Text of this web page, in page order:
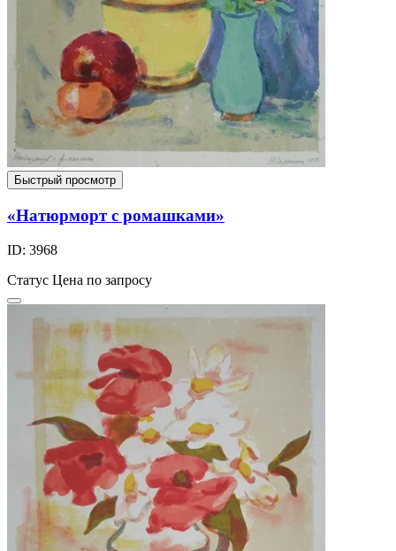
Быстрый просмотр
«Натюрморт с ромашками»
ID: 3968
Статус Цена по запросу